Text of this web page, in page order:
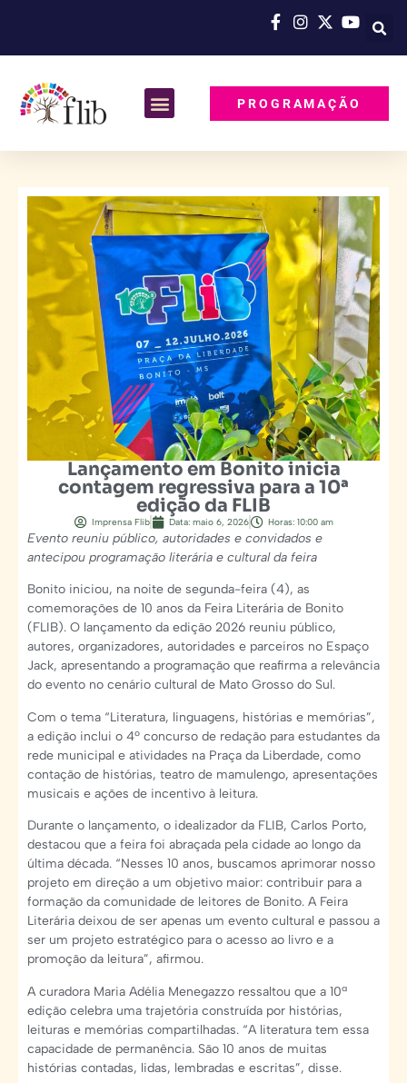
PROGRAMAÇÃO
Lançamento em Bonito inicia
contagem regressiva para a 10ª
edição da FLIB
Imprensa Flib Data: maio 6, 2026 Horas: 10:00 am
Evento reuniu público, autoridades e convidados e
antecipou programação literária e cultural da feira
Bonito iniciou, na noite de segunda-feira (4), as
comemorações de 10 anos da Feira Literária de Bonito
(FLIB). O lançamento da edição 2026 reuniu público,
autores, organizadores, autoridades e parceiros no Espaço
Jack, apresentando a programação que reafirma a relevância
do evento no cenário cultural de Mato Grosso do Sul.
Com o tema “Literatura, linguagens, histórias e memórias”,
a edição inclui o 4º concurso de redação para estudantes da
rede municipal e atividades na Praça da Liberdade, como
contação de histórias, teatro de mamulengo, apresentações
musicais e ações de incentivo à leitura.
Durante o lançamento, o idealizador da FLIB, Carlos Porto,
destacou que a feira foi abraçada pela cidade ao longo da
última década. “Nesses 10 anos, buscamos aprimorar nosso
projeto em direção a um objetivo maior: contribuir para a
formação da comunidade de leitores de Bonito. A Feira
Literária deixou de ser apenas um evento cultural e passou a
ser um projeto estratégico para o acesso ao livro e a
promoção da leitura”, afirmou.
A curadora Maria Adélia Menegazzo ressaltou que a 10ª
edição celebra uma trajetória construída por histórias,
leituras e memórias compartilhadas. “A literatura tem essa
capacidade de permanência. São 10 anos de muitas
histórias contadas, lidas, lembradas e escritas”, disse.